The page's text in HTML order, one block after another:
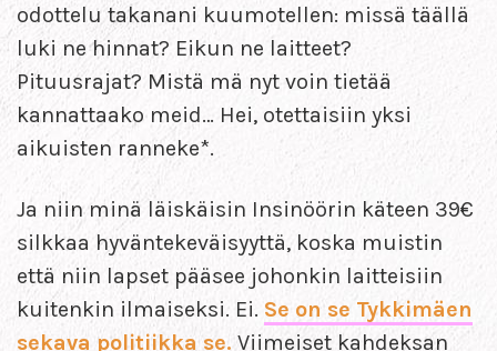
odottelu takanani kuumotellen: missä täällä
luki ne hinnat? Eikun ne laitteet?
Pituusrajat? Mistä mä nyt voin tietää
kannattaako meid… Hei, otettaisiin yksi
aikuisten ranneke*.
Ja niin minä läiskäisin Insinöörin käteen 39€
silkkaa hyväntekeväisyyttä, koska muistin
että niin lapset pääsee johonkin laitteisiin
kuitenkin ilmaiseksi. Ei. Se on se Tykkimäen
sekava politiikka se. Viimeiset kahdeksan